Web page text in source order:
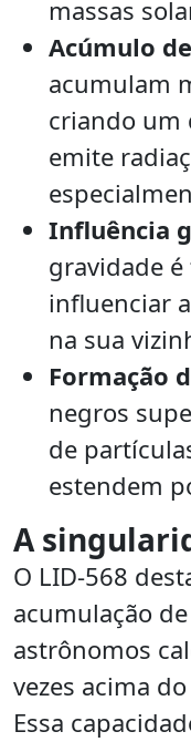
massas
Acúmulo
acumulam
criando um
emite
Influência
gravidade
influenciar
na sua
Formação
negros
de
estendem
A
O LID-568
acumulação
astrônomos
vezes acima
Essa